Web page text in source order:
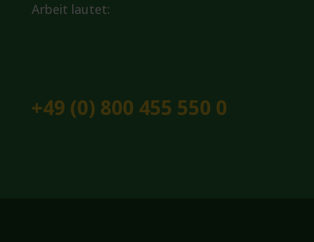
Arbeit lautet:
+49 (0) 800 455 550 0